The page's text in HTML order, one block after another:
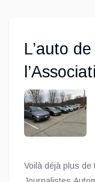
L’auto
(AJAC)
Voilà déjà plus de